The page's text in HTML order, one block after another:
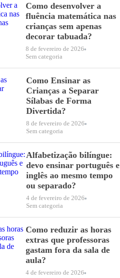
Como desenvolver a
fluência matemática nas
crianças sem apenas
decorar tabuada?
8 de fevereiro de 2026
Sem categoria
Como Ensinar as
Crianças a Separar
Sílabas de Forma
Divertida?
8 de fevereiro de 2026
Sem categoria
Alfabetização bilíngue:
devo ensinar português e
inglês ao mesmo tempo
ou separado?
4 de fevereiro de 2026
Sem categoria
Como reduzir as horas
extras que professoras
gastam fora da sala de
aula?
4 de fevereiro de 2026